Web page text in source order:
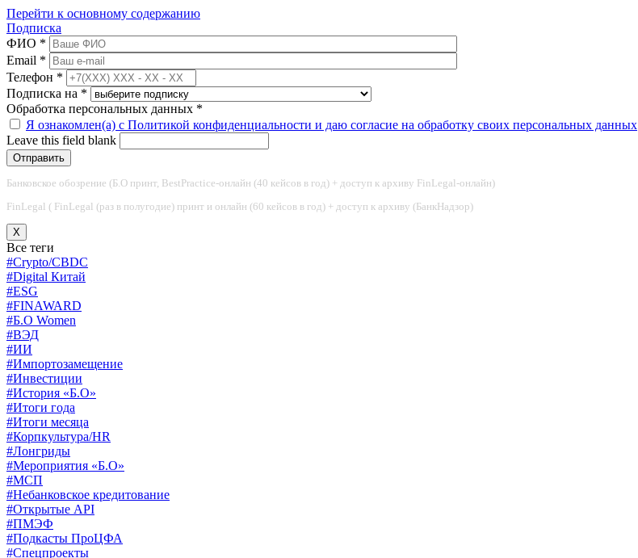
Перейти к основному содержанию
Подписка
ФИО *
Email *
Телефон *
Подписка на *
Обработка персональных данных *
Я ознакомлен(а) с Политикой конфиденциальности и даю согласие на обработку своих персональных данных
Leave this field blank
Банковское обозрение (Б.О принт, BestPractice-онлайн (40 кейсов в год) + доступ к архиву FinLegal-онлайн)
FinLegal ( FinLegal (раз в полугодие) принт и онлайн (60 кейсов в год) + доступ к архиву (БанкНадзор)
X
Все теги
#Crypto/CBDC
#Digital Китай
#ESG
#FINAWARD
#Б.О Women
#ВЭД
#ИИ
#Импортозамещение
#Инвестиции
#История «Б.О»
#Итоги года
#Итоги месяца
#Корпкультура/HR
#Лонгриды
#Мероприятия «Б.О»
#МСП
#Небанковское кредитование
#Открытые API
#ПМЭФ
#Подкасты ПроЦФА
#Спецпроекты